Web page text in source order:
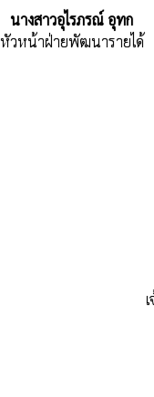
นางสาวอุไรภรณ์ อุทก
หัวหน้าฝ่ายพัฒนารายได้